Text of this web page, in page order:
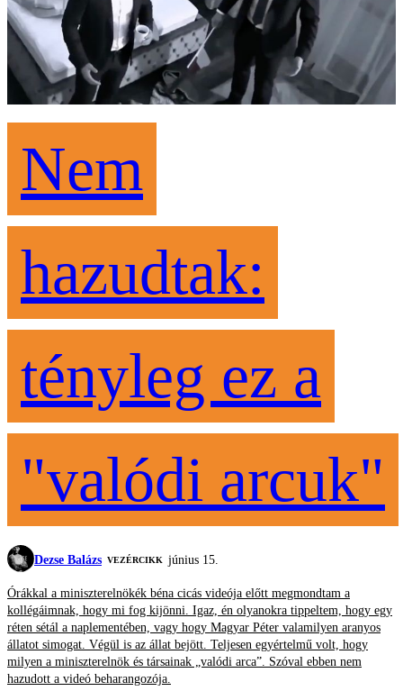
Nem
hazudtak:
tényleg ez a
"valódi arcuk"
Dezse Balázs VEZÉRCIKK június 15.
Órákkal a miniszterelnökék béna cicás videója előtt megmondtam a
kollégáimnak, hogy mi fog kijönni. Igaz, én olyanokra tippeltem, hogy egy
réten sétál a naplementében, vagy hogy Magyar Péter valamilyen aranyos
állatot simogat. Végül is az állat bejött. Teljesen egyértelmű volt, hogy
milyen a miniszterelnök és társainak „valódi arca”. Szóval ebben nem
hazudott a videó beharangozója.